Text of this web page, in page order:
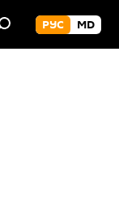
РУС MD